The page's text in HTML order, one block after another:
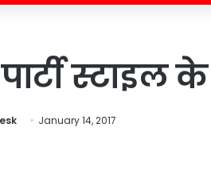
स्टाइल
January 14, 2017